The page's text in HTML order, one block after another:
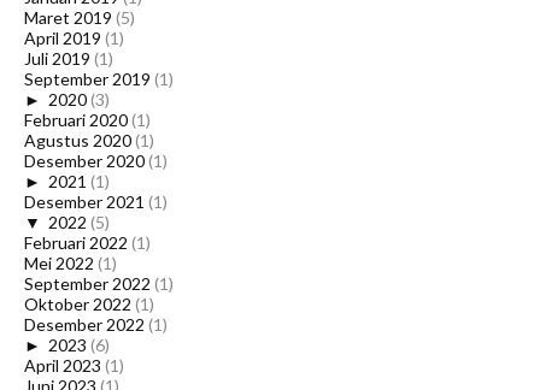
Maret 2019 (5)
April 2019 (1)
Juli 2019 (1)
September 2019 (1)
► 2020(3)
Februari 2020(1)
Agustus 2020(1)
Desember 2020(1)
► 2021 (1)
Desember 2021 (1)
▼ 2022 (5)
Februari 2022 (1)
Mei 2022 (1)
September 2022 (1)
Oktober 2022 (1)
Desember 2022 (1)
► 2023 (6)
April 2023 (1)